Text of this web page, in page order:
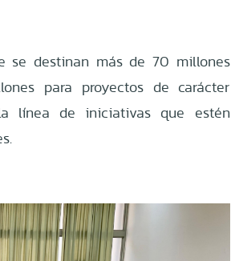
se destinan más de 70 millones
para proyectos de carácter
línea de iniciativas que estén